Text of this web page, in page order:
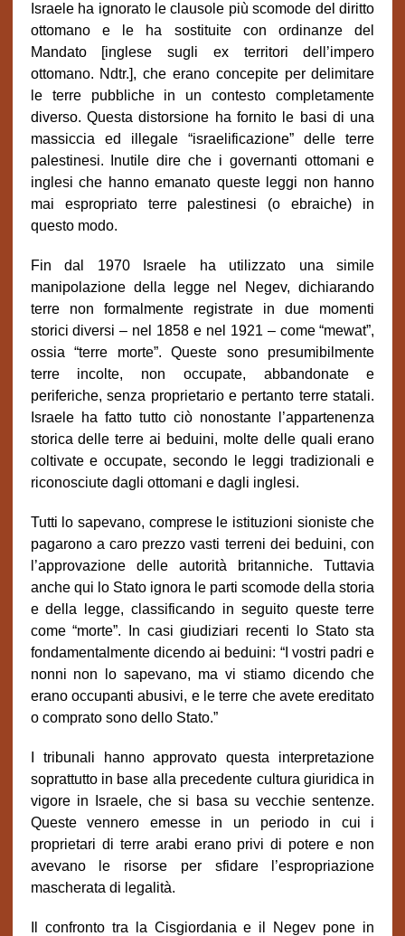
Israele ha ignorato le clausole più scomode del diritto
ottomano e le ha sostituite con ordinanze del
Mandato [inglese sugli ex territori dell’impero
ottomano. Ndtr.], che erano concepite per delimitare
le terre pubbliche in un contesto completamente
diverso. Questa distorsione ha fornito le basi di una
massiccia ed illegale “israelificazione” delle terre
palestinesi. Inutile dire che i governanti ottomani e
inglesi che hanno emanato queste leggi non hanno
mai espropriato terre palestinesi (o ebraiche) in
questo modo.
Fin dal 1970 Israele ha utilizzato una simile
manipolazione della legge nel Negev, dichiarando
terre non formalmente registrate in due momenti
storici diversi – nel 1858 e nel 1921 – come “mewat”,
ossia “terre morte”. Queste sono presumibilmente
terre incolte, non occupate, abbandonate e
periferiche, senza proprietario e pertanto terre statali.
Israele ha fatto tutto ciò nonostante l’appartenenza
storica delle terre ai beduini, molte delle quali erano
coltivate e occupate, secondo le leggi tradizionali e
riconosciute dagli ottomani e dagli inglesi.
Tutti lo sapevano, comprese le istituzioni sioniste che
pagarono a caro prezzo vasti terreni dei beduini, con
l’approvazione delle autorità britanniche. Tuttavia
anche qui lo Stato ignora le parti scomode della storia
e della legge, classificando in seguito queste terre
come “morte”. In casi giudiziari recenti lo Stato sta
fondamentalmente dicendo ai beduini: “I vostri padri e
nonni non lo sapevano, ma vi stiamo dicendo che
erano occupanti abusivi, e le terre che avete ereditato
o comprato sono dello Stato.”
I tribunali hanno approvato questa interpretazione
soprattutto in base alla precedente cultura giuridica in
vigore in Israele, che si basa su vecchie sentenze.
Queste vennero emesse in un periodo in cui i
proprietari di terre arabi erano privi di potere e non
avevano le risorse per sfidare l’espropriazione
mascherata di legalità.
Il confronto tra la Cisgiordania e il Negev pone in